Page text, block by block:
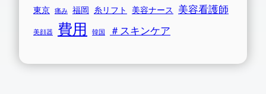
東京
痛み 福岡 糸リフト 美容ナース 美容看護師
美顔器 費用 韓国 ＃スキンケア